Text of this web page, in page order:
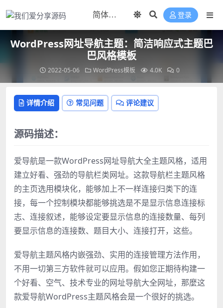
登录
WordPress网址导航主题：简洁响应式主题巴
巴风格模板
2022-05-06 WordPress模板 4.0K 0
详情介绍 常见问题 评论建议
源码描述：
爱导航是一款WordPress网址导航大全主题风格，适用
建立好看、强劲的导航栏类网址。这款导航栏主题风格
的主页选用模块化，能够加上不一样连接归类下的连
接，每一个控制模块都能够挑选是不是显示信息连接标
志、连接叙述，能够设定要显示信息的连接数量、每列
要显示信息的连接数、题目大小、连接打开，这些。
爱导航主题风格内嵌强劲、实用的连接管理方法作用，
不用一切第三方软件就可以应用。假如您正期待构建一
个好看、空气、技术专业的网址导航大全网址，那麼这
款爱导航WordPress主题风格会是一个很好的挑选。